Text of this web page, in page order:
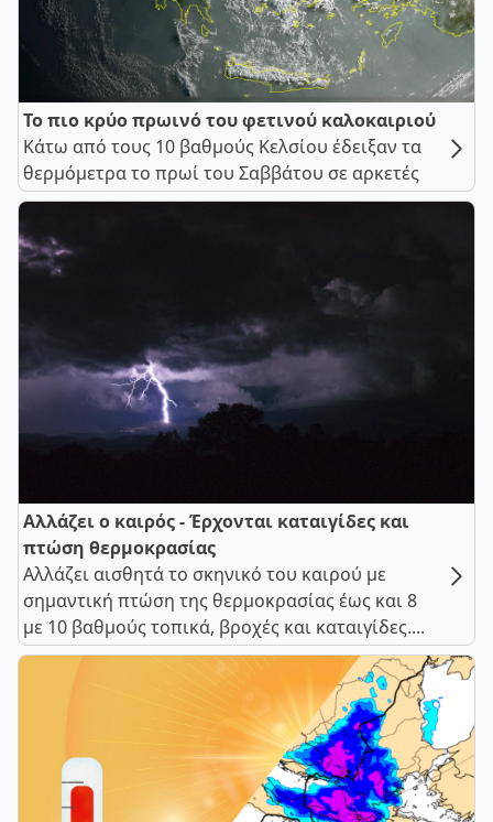
Το πιο κρύο πρωινό του φετινού καλοκαιριού
Κάτω από τους 10 βαθμούς Κελσίου έδειξαν τα
θερμόμετρα το πρωί του Σαββάτου σε αρκετές
Αλλάζει ο καιρός - Έρχονται καταιγίδες και
πτώση θερμοκρασίας
Αλλάζει αισθητά το σκηνικό του καιρού με
σημαντική πτώση της θερμοκρασίας έως και 8
με 10 βαθμούς τοπικά, βροχές και καταιγίδες....